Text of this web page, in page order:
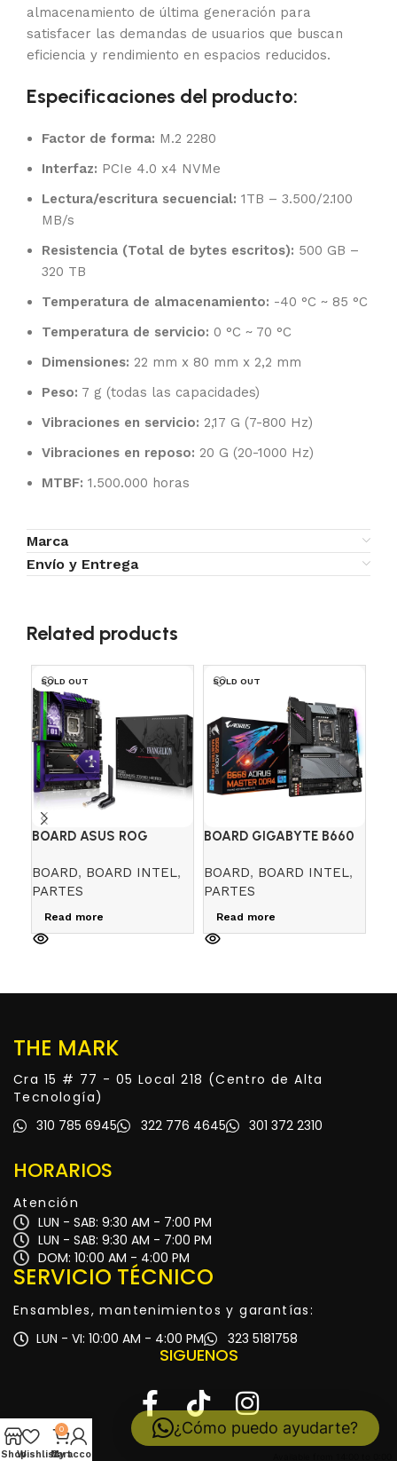
almacenamiento de última generación para
satisfacer las demandas de usuarios que buscan
eficiencia y rendimiento en espacios reducidos.
Especificaciones del producto:
Factor de forma: M.2 2280
Interfaz: PCIe 4.0 x4 NVMe
Lectura/escritura secuencial: 1TB – 3.500/2.100
MB/s
Resistencia (Total de bytes escritos): 500 GB –
320 TB
Temperatura de almacenamiento: -40 °C ~ 85 °C
Temperatura de servicio: 0 °C ~ 70 °C
Dimensiones: 22 mm x 80 mm x 2,2 mm
Peso: 7 g (todas las capacidades)
Vibraciones en servicio: 2,17 G (7-800 Hz)
Vibraciones en reposo: 20 G (20-1000 Hz)
MTBF: 1.500.000 horas
Marca
Envío y Entrega
Related products
SOLD OUT
BOARD ASUS ROG
EVA WIFI DDR5
BOARD, BOARD INTEL,
PARTES
Read more
SOLD OUT
BOARD GIGABYTE B660
BOARD, BOARD INTEL,
PARTES
Read more
THE MARK
Cra 15 # 77 - 05 Local 218 (Centro de Alta
Tecnología)
310 785 6945
322 776 4645 301 372 2310
HORARIOS
Atención
LUN - SAB: 9:30 AM - 7:00 PM
LUN - SAB: 9:30 AM - 7:00 PM
DOM: 10:00 AM - 4:00 PM
SERVICIO TÉCNICO
Ensambles, mantenimientos y garantías:
LUN - VI: 10:00 AM - 4:00 PM
323 5181758
SIGUENOS
ShopWishlist
0
Cart
My account
¿Cómo puedo ayudarte?